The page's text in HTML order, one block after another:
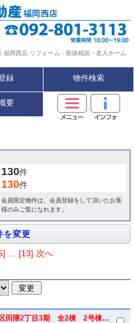
岡西店 リフォーム・新築相談・老人ホーム
録 物件検索
要
130件
130件
会員限定物件は、会員登録をして頂いたお客
様のみご覧になれます。
[13] 次へ
【新築一戸建て】早良区田隈2丁目3期 全2棟 2号棟 新築戸建